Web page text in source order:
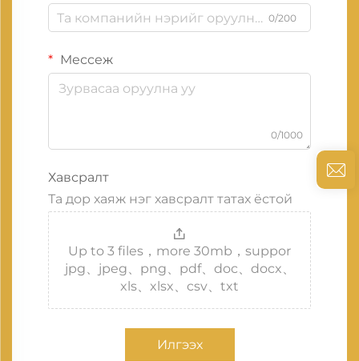
0/200
Мессеж
0/1000
Хавсралт
Та дор хаяж нэг хавсралт татах ёстой
Up to 3 files，more 30mb，suppor
jpg、jpeg、png、pdf、doc、docx、
xls、xlsx、csv、txt
Илгээх